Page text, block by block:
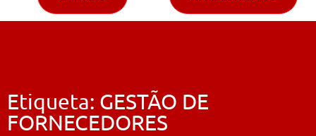
Etiqueta: GESTÃO DE
FORNECEDORES